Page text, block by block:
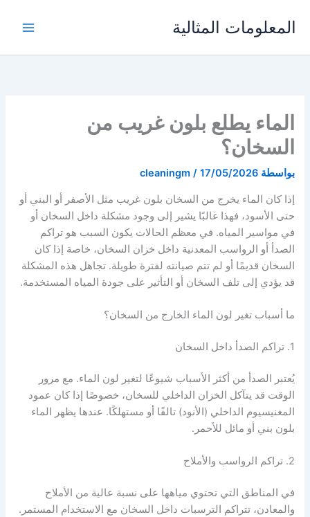
المعلومات المثالية
الماء يطلع بلون غريب من
السخان؟
بواسطة cleaningm / 17/05/2026
إذا كان الماء يخرج من السخان بلون غريب مثل الأصفر أو البني أو
حتى الأسود، فهذا غالبًا يشير إلى وجود مشكلة داخل السخان أو
في مواسير المياه. في معظم الحالات يكون السبب هو تراكم
الصدأ أو الرواسب المعدنية داخل خزان السخان، خاصة إذا كان
السخان قديمًا أو لم تتم صيانته لفترة طويلة. تجاهل هذه المشكلة
قد يؤدي إلى تلف السخان أو التأثير على جودة المياه المستخدمة.
ما أسباب تغير لون الماء الخارج من السخان؟
1. تراكم الصدأ داخل السخان
يُعتبر الصدأ من أكثر الأسباب شيوعًا لتغير لون الماء. مع مرور
الوقت قد يتآكل الخزان الداخلي للسخان، خصوصًا إذا كان عمود
المغنيسيوم الداخلي (الأنود) تالفًا أو مستهلكًا. عندها يظهر الماء
بلون بني أو مائل للأحمر.
2. تراكم الرواسب والأملاح
في المناطق التي تحتوي مياهها على نسبة عالية من الأملاح
والمعادن، تتراكم الترسبات داخل السخان مع الاستخدام المستمر.